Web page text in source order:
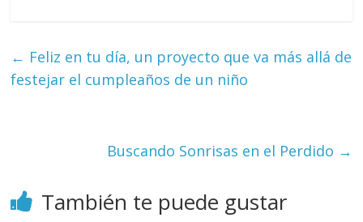
← Feliz en tu día, un proyecto que va más allá de
festejar el cumpleaños de un niño
Buscando Sonrisas en el Perdido →
También te puede gustar